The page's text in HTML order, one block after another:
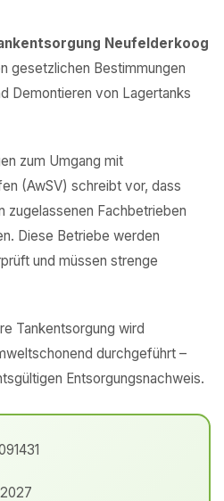
Neufelderkoog
gesetzlichen Bestimmungen
Demontieren von Lagertanks
zum Umgang mit
(AwSV) schreibt vor, dass
zugelassenen Fachbetrieben
Diese Betriebe werden
und müssen strenge
Tankentsorgung wird
durchgeführt –
Entsorgungsnachweis.